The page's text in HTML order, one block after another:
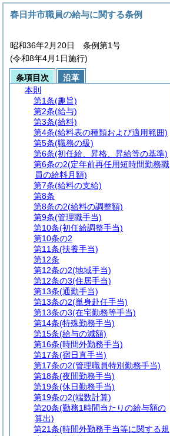
春日井市職員の給与に関する条例
昭和36年2月20日 条例第1号
(令和8年4月1日施行)
条項目次
沿革
本則
第1条(趣旨)
第2条(給与)
第3条(給料)
第4条(給料表の種類および適用範囲)
第5条(職務の級)
第6条(初任給、昇格、昇給等の基準)
第6条の2(定年前再任用短時間勤務職
員の給料月額)
第7条(給料の支給)
第8条
第8条の2(給料の調整額)
第9条(管理職手当)
第10条(初任給調整手当)
第10条の2
第11条(扶養手当)
第12条
第12条の2(地域手当)
第12条の3(住居手当)
第13条(通勤手当)
第13条の2(単身赴任手当)
第13条の3(在宅勤務等手当)
第14条(特殊勤務手当)
第15条(給与の減額)
第16条(時間外勤務手当)
第17条(宿日直手当)
第17条の2(管理職員特別勤務手当)
第18条(夜間勤務手当)
第19条(休日勤務手当)
第19条の2(端数計算)
第20条(勤務1時間当たりの給与額の
算出)
第21条(時間外勤務手当等に関する規